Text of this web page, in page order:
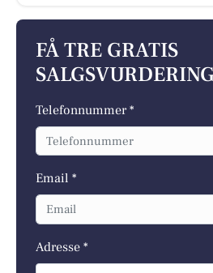
FÅ TRE GRATIS
Telefonnummer *
Email *
Adresse *